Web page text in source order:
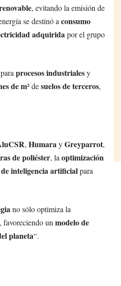
, evitando la emisión de
se destinó aconsumo
adquiridapor el grupo
paraprocesos industrialesy
de m²desuelos de terceros,
, HumarayGreyparrot,
de poliéster, laoptimización
inteligencia artificialpara
no sólo optimiza la
, favoreciendo unmodelo de
planeta“.